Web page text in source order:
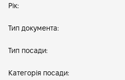
Рік:
Тип документа:
Тип посади:
Категорія посади: